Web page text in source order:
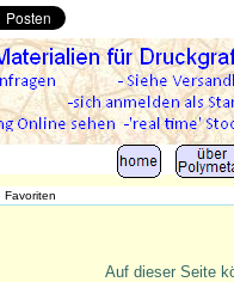
Favoriten
Auf dieser Seite